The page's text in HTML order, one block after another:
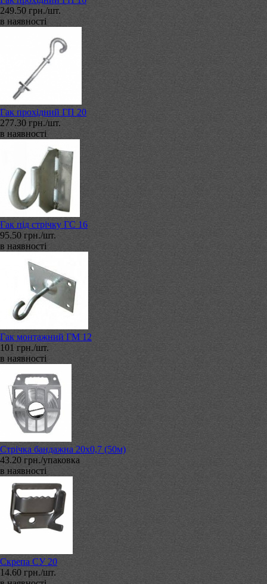
249.50 грн./шт.
в наявності
Гак прохідний ГП 20
277.30 грн./шт.
в наявності
Гак під стрічку ГС 16
95.50 грн./шт.
в наявності
Гак монтажний ГМ 12
101 грн./шт.
в наявності
Стрічка бандажна 20х0,7 (50м)
43.20 грн./упаковка
в наявності
Скрепа СУ 20
14.60 грн./шт.